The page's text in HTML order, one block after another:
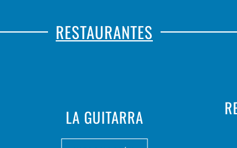
RESTAURANTES
LA GUITARRA